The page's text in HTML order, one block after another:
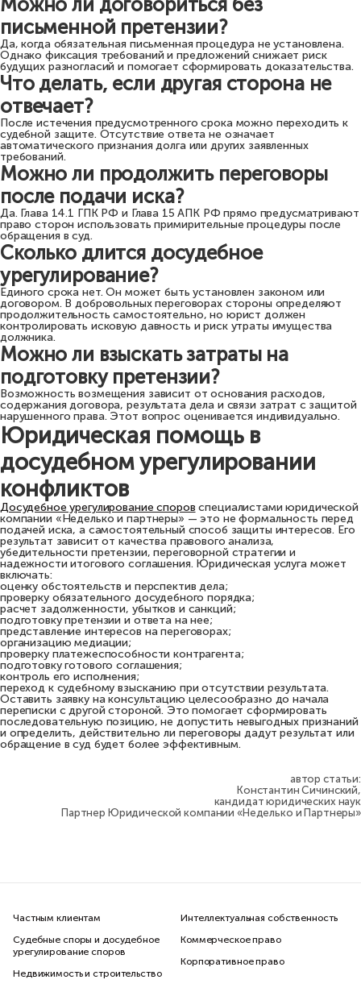
письменной претензии?
Да, когда обязательная письменная процедура не установлена.
Однако фиксация требований и предложений снижает риск
будущих разногласий и помогает сформировать доказательства.
Что делать, если другая сторона не
отвечает?
После истечения предусмотренного срока можно переходить к
судебной защите. Отсутствие ответа не означает
автоматического признания долга или других заявленных
требований.
Можно ли продолжить переговоры
после подачи иска?
Да. Глава 14.1 ГПК РФ и Глава 15 АПК РФ прямо предусматривают
право сторон использовать примирительные процедуры после
обращения в суд.
Сколько длится досудебное
урегулирование?
Единого срока нет. Он может быть установлен законом или
договором. В добровольных переговорах стороны определяют
продолжительность самостоятельно, но юрист должен
контролировать исковую давность и риск утраты имущества
должника.
Можно ли взыскать затраты на
подготовку претензии?
Возможность возмещения зависит от основания расходов,
содержания договора, результата дела и связи затрат с защитой
нарушенного права. Этот вопрос оценивается индивидуально.
Юридическая помощь в
досудебном урегулировании
конфликтов
Досудебное урегулирование споров специалистами юридической
компании «Неделько и партнеры» — это не формальность перед
подачей иска, а самостоятельный способ защиты интересов. Его
результат зависит от качества правового анализа,
убедительности претензии, переговорной стратегии и
надежности итогового соглашения. Юридическая услуга может
включать:
оценку обстоятельств и перспектив дела;
проверку обязательного досудебного порядка;
расчет задолженности, убытков и санкций;
подготовку претензии и ответа на нее;
представление интересов на переговорах;
организацию медиации;
проверку платежеспособности контрагента;
подготовку готового соглашения;
контроль его исполнения;
переход к судебному взысканию при отсутствии результата.
Оставить заявку на консультацию целесообразно до начала
переписки с другой стороной. Это помогает сформировать
последовательную позицию, не допустить невыгодных признаний
и определить, действительно ли переговоры дадут результат или
обращение в суд будет более эффективным.
автор статьи:
Константин Сичинский,
кандидат юридических наук
Партнер Юридической компании «Неделько и Партнеры»
Частным клиентам
Судебные споры и досудебное
урегулирование споров
Недвижимость и строительство
Интеллектуальная собственность
Коммерческое право
Корпоративное право